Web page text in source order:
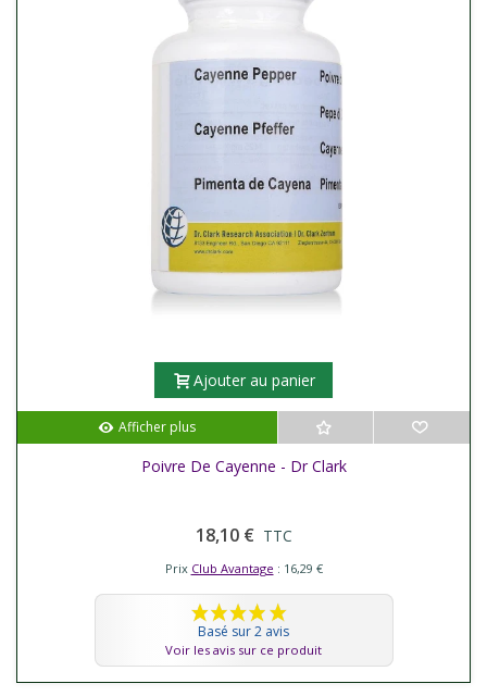
Ajouter au panier
Afficher plus
Poivre De Cayenne - Dr Clark
18,10 € TTC
Prix Club Avantage : 16,29 €
Basé sur 2 avis
Voir les avis sur ce produit